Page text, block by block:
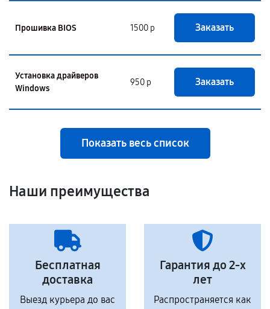
Прошивка BIOS 1500 р Заказать
Установка драйверов
Windows
950 р Заказать
Показать весь список
Наши преимущества
Бесплатная
доставка
Выезд курьера до вас
Гарантия до 2-х
лет
Распространяется как